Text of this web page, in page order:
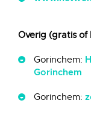
Overig (gratis of
Gorinchem:
Gorinchem
Gorinchem: